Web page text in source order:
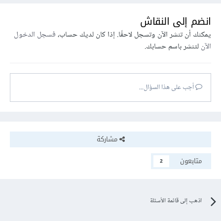
انضم إلى النقاش
يمكنك أن تنشر الآن وتسجل لاحقًا. إذا كان لديك حساب،فسجل الدخول
الآنلتنشر باسم حسابك.
أجب على هذا السؤال...
مشاركة
متابعون
2
اذهب إلى قائمة الأسئلة